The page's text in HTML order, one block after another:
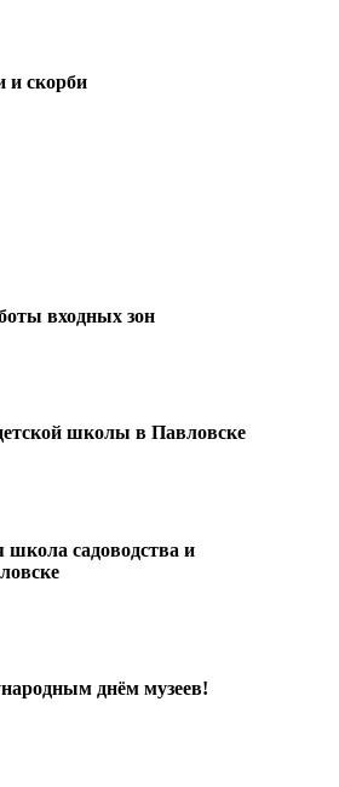
и скорби
входных зон
школы в Павловске
школа садоводства и
днём музеев!